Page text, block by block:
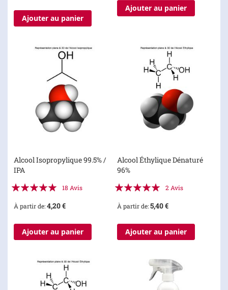
Ajouter au panier
Ajouter au panier
Alcool Isopropylique 99.5% /
IPA
Évaluation:
18 Avis
À partir de 4,20 €
Ajouter au panier
Alcool Éthylique Dénaturé
96%
Évaluation:
2Avis
À partir de 5,40 €
Ajouter au panier